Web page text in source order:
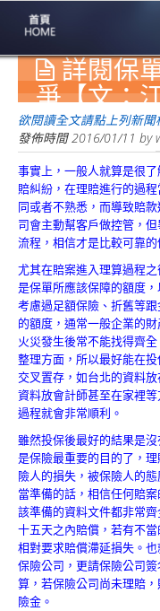
專業豐林
Professional
保險大家談
1386集
台灣商業保險
第一品牌
關於豐林
About
服務項目
Service
火災保額
估算系統
商品簡介
Product
詳閱保
爭【文：
欲閱讀全文請點上列新聞
發佈時間2016/01/11 by
事實上，一般人就算是很
賠糾紛，在理賠進行的過
同或者不熟悉，而導致賠
司會主動幫客戶做控管，
流程，相信才是比較可靠的
尤其在賠案進入理算過程
是保單所應該保障的額度
考慮過足額保險、折舊等
的額度，通常一般企業的
火災發生後常不能找得齊
整理方面，所以最好能在
交叉置存，如台北的資料
資料放會計師甚至在家裡
過程就會非常順利。
雖然投保後最好的結果是
是保險最重要的目的了，
險人的損失，被保險人的
當準備的話，相信任何賠
該準備的資料文件都非常
十五天之內賠償，若有不
相對要求賠償滯延損失。
保險公司，更請保險公司
算，若保險公司尚未理賠
險金。